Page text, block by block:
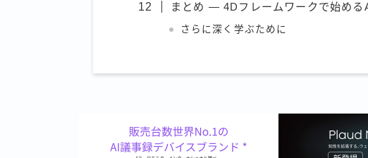
まとめ — 4Dフレームワークで始める
さらに深く学ぶために